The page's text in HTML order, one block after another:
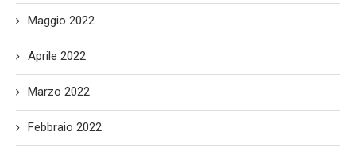
Maggio 2022
Aprile 2022
Marzo 2022
Febbraio 2022